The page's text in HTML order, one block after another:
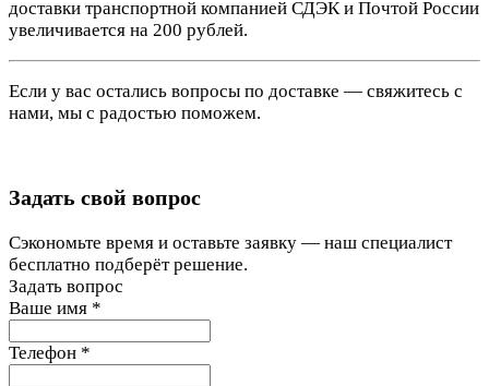
доставки транспортной компанией СДЭК и Почтой России
увеличивается на 200 рублей.
Если у вас остались вопросы по доставке — свяжитесь с
нами, мы с радостью поможем.
Задать свой вопрос
Сэкономьте время и оставьте заявку — наш специалист
бесплатно подберёт решение.
Задать вопрос
Ваше имя *
Телефон *